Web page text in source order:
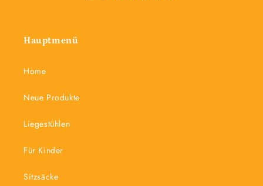
Hauptmenü
Home
Neue Produkte
Liegestühlen
Für Kinder
Sitzsäcke